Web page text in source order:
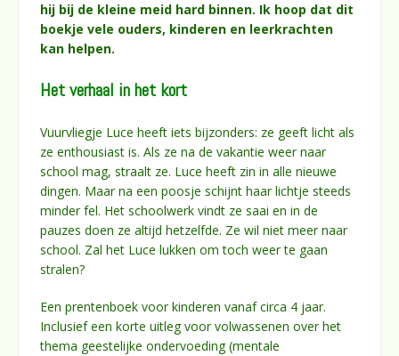
hij bij de kleine meid hard binnen. Ik hoop dat dit
boekje vele ouders, kinderen en leerkrachten
kan helpen.
Het verhaal in het kort
Vuurvliegje Luce heeft iets bijzonders: ze geeft licht als
ze enthousiast is. Als ze na de vakantie weer naar
school mag, straalt ze. Luce heeft zin in alle nieuwe
dingen. Maar na een poosje schijnt haar lichtje steeds
minder fel. Het schoolwerk vindt ze saai en in de
pauzes doen ze altijd hetzelfde. Ze wil niet meer naar
school. Zal het Luce lukken om toch weer te gaan
stralen?
Een prentenboek voor kinderen vanaf circa 4 jaar.
Inclusief een korte uitleg voor volwassenen over het
thema geestelijke ondervoeding (mentale